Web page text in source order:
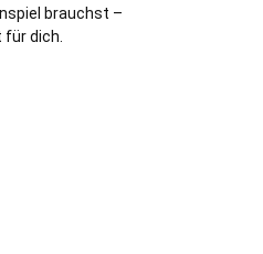
brauchst –
dich.